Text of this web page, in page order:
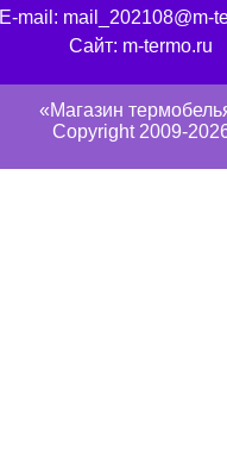
E-mail: mail_202108@m-
Сайт: m-termo.ru
«Магазин
Copyright 2009-